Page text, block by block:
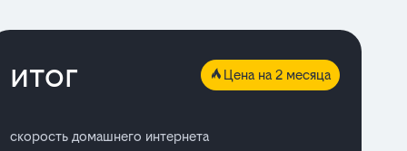
итог Цена на 2 месяца
скорость домашнего интернета